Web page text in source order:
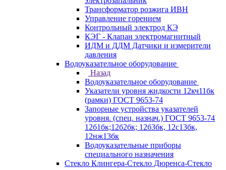
Трансформатор розжига ИВН
Управление горением
Контрольный электрод КЭ
КЭГ - Клапан электромагнитный
ИДМ и ДДМ Датчики и измерители
давления
Водоуказательное оборудование
Назад
Водоуказательное оборудование
Указатели уровня жидкости 12кч11бк
(рамки) ГОСТ 9653-74
Запорные устройства указателей
уровня. (спец. назнач.) ГОСТ 9653-74
12б1бк;12б2бк; 12б3бк, 12с13бк,
12нж13бк
Водоуказательные приборы
специального назначения
Стекло Клингера-Стекло Дюренса-Стекло